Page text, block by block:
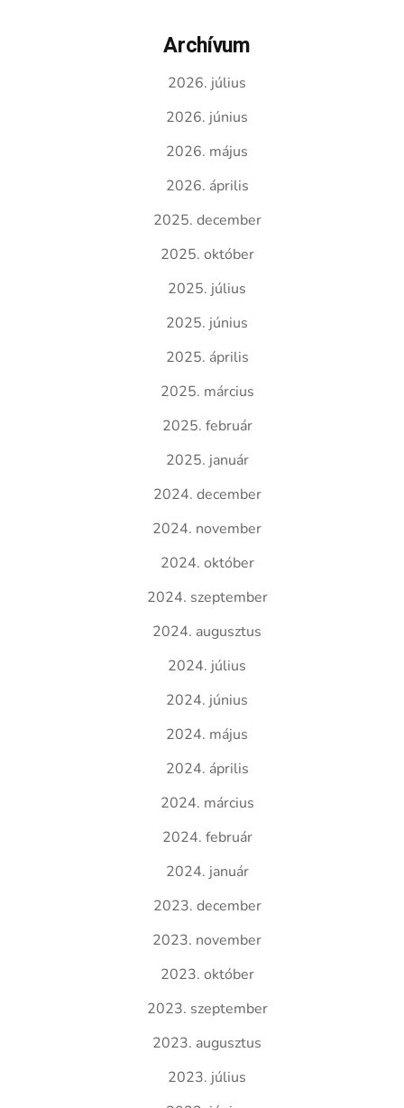
Archívum
2026. július
2026. június
2026. május
2026. április
2025. december
2025. október
2025. július
2025. június
2025. április
2025. március
2025. február
2025. január
2024. december
2024. november
2024. október
2024. szeptember
2024. augusztus
2024. július
2024. június
2024. május
2024. április
2024. március
2024. február
2024. január
2023. december
2023. november
2023. október
2023. szeptember
2023. augusztus
2023. július